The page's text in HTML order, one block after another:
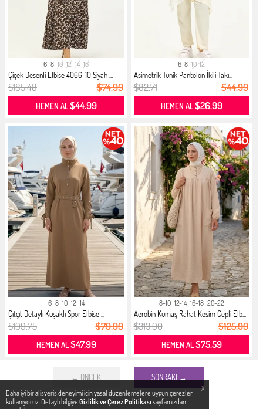
X
Daha iyi bir alisveris deneyimi icin yasal düzenlemelere uygun çerezler
kullanıyoruz. Detaylı bilgiye Gizlilik ve Çerez Politikası sayfamızdan
6 8 10 12 14 16
Çiçek Desenli Elbise 4066-10 Siyah ...
$185.48 $74.99
HEMEN AL$44.99
6-8 10-12
Asimetrik Tunik Pantolon İkili Takı...
$82.71 $44.99
HEMEN AL$26.99
6 8 10 12 14
Çıtçıt Detaylı Kuşaklı Spor Elbise ...
$199.75 $79.99
HEMEN AL$47.99
8-10 12-14 16-18 20-22
Aerobin Kumaş Rahat Kesim Cepli Elb...
$313.90 $125.99
HEMEN AL$75.59
← ÖNCEKI SONRAKI →